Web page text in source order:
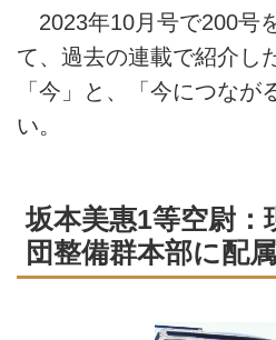
2023年10月号で200号
て、過去の連載で紹介し
「今」と、「今につなが
い。
坂本美惠1等空尉：
団整備群本部に配属